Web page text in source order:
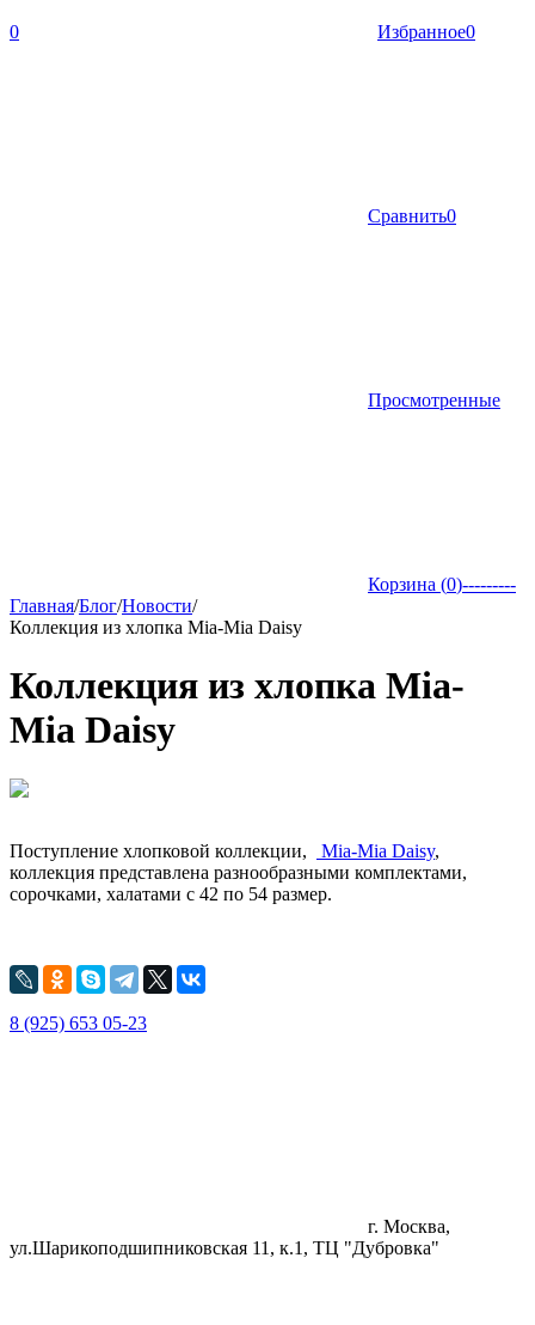
0 Избранное0
Сравнить0
Просмотренные
Корзина (0)---------
Главная/Блог/Новости/
Коллекция из хлопка Mia-Mia Daisy
Коллекция из хлопка Mia-
Mia Daisy
Поступление хлопковой коллекции, Mia-Mia Daisy,
коллекция представлена разнообразными комплектами,
сорочками, халатами с 42 по 54 размер.
8 (925) 653 05-23
г. Москва,
ул.Шарикоподшипниковская 11, к.1, ТЦ "Дубровка"